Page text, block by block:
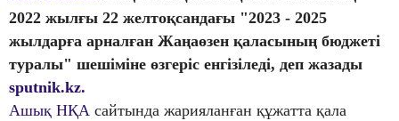
2022 жылғы 22 желтоқсандағы "2023 - 2025
жылдарға арналған Жаңаөзен қаласының бюджеті
туралы" шешіміне өзгеріс енгізіледі, деп жазады
sputnik.kz.
Ашық НҚА сайтында жарияланған құжатта қала